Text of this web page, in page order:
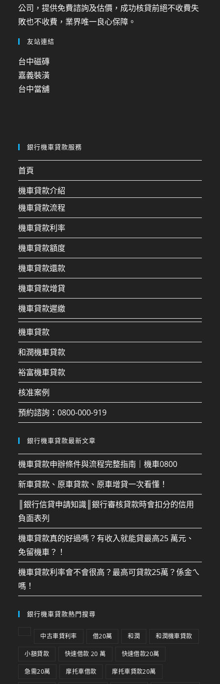
公司，提供免費諮詢及估價，成功核貸前絕不收費失
敗也不收費，業界唯一良心保障。
友站連結
台中磁磚
嘉義裝潢
台中當舖
銀行機車貸款服務
首頁
機車貸款介紹
機車貸款流程
機車貸款利率
機車貸款額度
機車貸款還款
機車貸款增貸
機車貸款遲繳
機車貸款
和潤機車貸款
裕富機車貸款
核准案例
預約諮詢：0800-000-919
銀行機車貸款最新文章
機車貸款申辦條件與流程完整指南｜機車0800
新車貸款、原車貸款、原車增貸一次看懂！
║銀行信貸申請知識║銀行審核貸款時會扣分的信用
負面表列
機車貸款真的好過嗎？有收入就能貸最高25 萬元、
免留機車？！
機車貸款利率會不會很高？最高可貸款25萬？係金ㄟ
嗎！
銀行機車貸款熱門搜尋
中古車貸利率 借20萬 和潤 和潤機車貸款
小額貸款 快速借款 20 萬 快速借款20萬
急需20萬 摩托車借款 摩托車貸款20萬